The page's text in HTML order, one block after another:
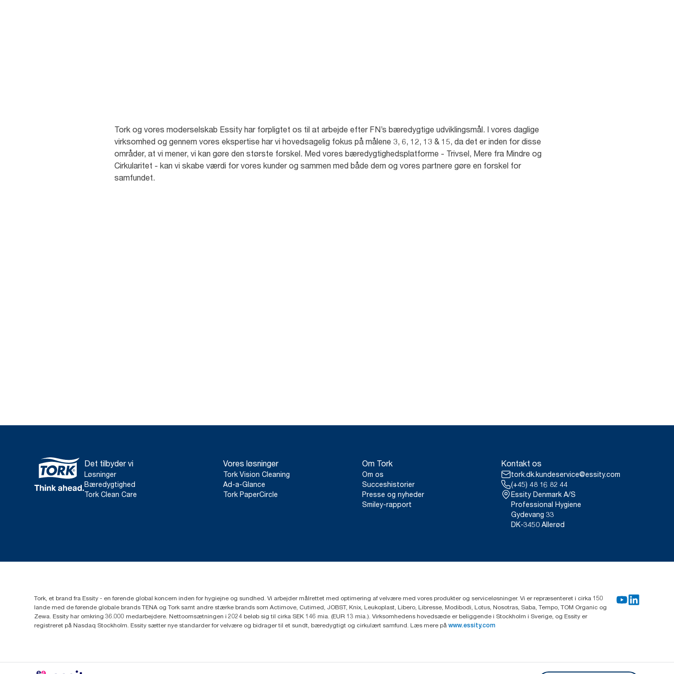
Tork og vores moderselskab Essity har forpligtet os til at arbejde efter FN’s bæredygtige udviklingsmål. I vores daglige
virksomhed og gennem vores ekspertise har vi hovedsagelig fokus på målene 3, 6, 12, 13 & 15, da det er inden for disse
områder, at vi mener, vi kan gøre den største forskel. Med vores bæredygtighedsplatforme - Trivsel, Mere fra Mindre og
Cirkularitet - kan vi skabe værdi for vores kunder og sammen med både dem og vores partnere gøre en forskel for
samfundet.
Det tilbyder vi
Løsninger
Bæredygtighed
Tork Clean Care
Vores løsninger
Tork Vision Cleaning
Ad-a-Glance
Tork PaperCircle
Om Tork
Om os
Succeshistorier
Presse og nyheder
Smiley-rapport
Kontakt os
tork.dk.kundeservice@essity.com
(+45) 48 16 82 44
Essity Denmark A/S
Professional Hygiene
Gydevang 33
DK-3450 Allerød
Tork, et brand fra Essity - en førende global koncern inden for hygiejne og sundhed. Vi arbejder målrettet med optimering af velvære med vores produkter og serviceløsninger. Vi er repræsenteret i cirka 150
lande med de førende globale brands TENA og Tork samt andre stærke brands som Actimove, Cutimed, JOBST, Knix, Leukoplast, Libero, Libresse, Modibodi, Lotus, Nosotras, Saba, Tempo, TOM Organic og
Zewa. Essity har omkring 36.000 medarbejdere. Nettoomsætningen i 2024 beløb sig til cirka SEK 146 mia. (EUR 13 mia.). Virksomhedens hovedsæde er beliggende i Stockholm i Sverige, og Essity er
registreret på Nasdaq Stockholm. Essity sætter nye standarder for velvære og bidrager til et sundt, bæredygtigt og cirkulært samfund. Læs mere på www.essity.com